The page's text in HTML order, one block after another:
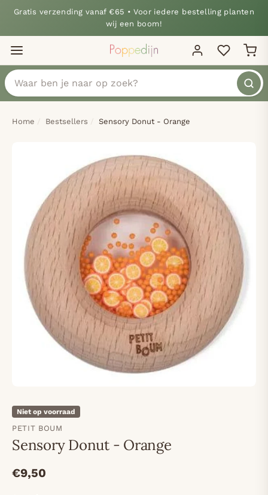
Gratis verzending vanaf €65 • Voor iedere bestelling planten
wij een boom!
Home Bestsellers Sensory Donut - Orange
Niet op voorraad
PETIT BOUM
Sensory Donut - Orange
€9,50